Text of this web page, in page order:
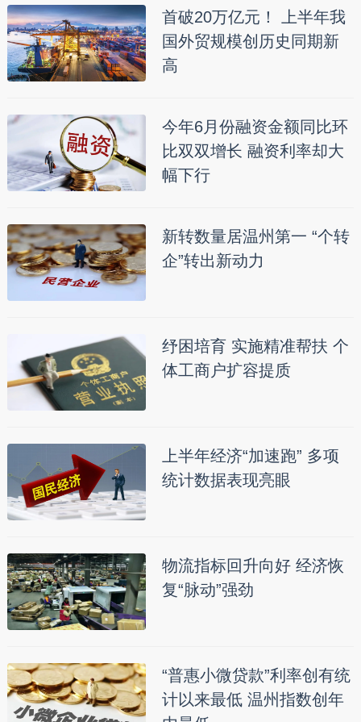
首破20万亿元！ 上半年我
国外贸规模创历史同期新
高
今年6月份融资金额同比环
比双双增长 融资利率却大
幅下行
新转数量居温州第一 “个转
企”转出新动力
纾困培育 实施精准帮扶 个
体工商户扩容提质
上半年经济“加速跑” 多项
统计数据表现亮眼
物流指标回升向好 经济恢
复“脉动”强劲
“普惠小微贷款”利率创有统
计以来最低 温州指数创年